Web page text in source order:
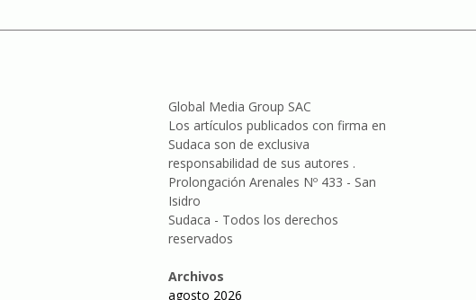
Global Media Group SAC
Los artículos publicados con firma en
Sudaca son de exclusiva
responsabilidad de sus autores .
Prolongación Arenales Nº 433 - San
Isidro
Sudaca - Todos los derechos
reservados
Archivos
agosto 2026